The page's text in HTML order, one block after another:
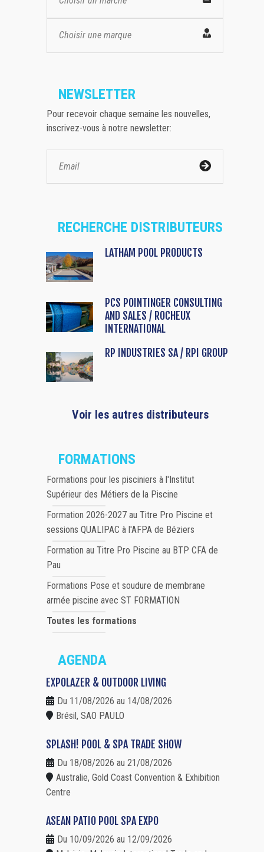
Choisir une marque
NEWSLETTER
Pour recevoir chaque semaine les nouvelles,
inscrivez-vous à notre newsletter:
RECHERCHE DISTRIBUTEURS
LATHAM POOL PRODUCTS
PCS POINTINGER CONSULTING
AND SALES / ROCHEUX
INTERNATIONAL
RP INDUSTRIES SA / RPI GROUP
Voir les autres distributeurs
FORMATIONS
Formations pour les pisciniers à l'Institut
Supérieur des Métiers de la Piscine
Formation 2026-2027 au Titre Pro Piscine et
sessions QUALIPAC à l'AFPA de Béziers
Formation au Titre Pro Piscine au BTP CFA de
Pau
Formations Pose et soudure de membrane
armée piscine avec ST FORMATION
Toutes les formations
AGENDA
EXPOLAZER & OUTDOOR LIVING
Du 11/08/2026 au 14/08/2026
Brésil, SAO PAULO
SPLASH! POOL & SPA TRADE SHOW
Du 18/08/2026 au 21/08/2026
Australie, Gold Coast Convention & Exhibition
Centre
ASEAN PATIO POOL SPA EXPO
Du 10/09/2026 au 12/09/2026